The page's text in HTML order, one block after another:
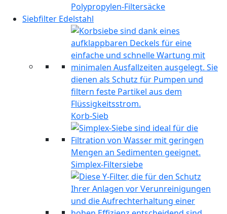
Polypropylen-Filtersäcke
Siebfilter Edelstahl
Korb-Sieb
Simplex-Filtersiebe